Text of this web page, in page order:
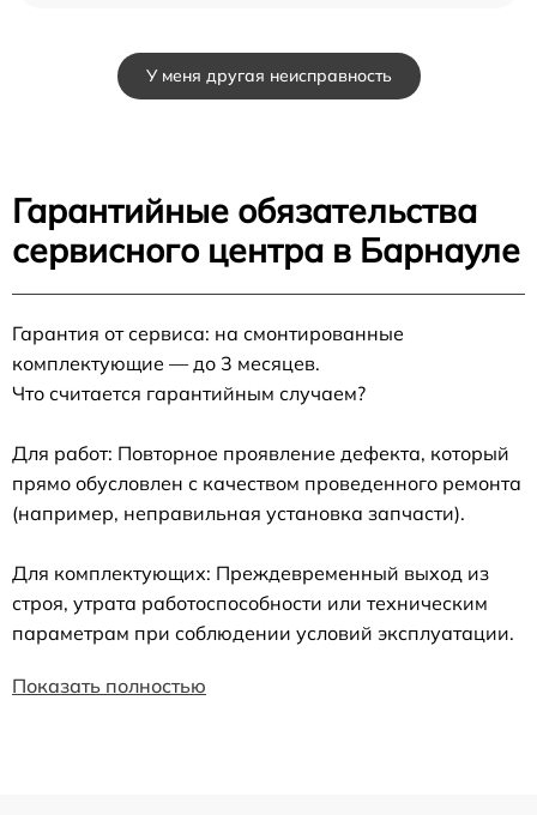
У меня другая неисправность
Гарантийные обязательства
сервисного центра в Барнауле
Гарантия от сервиса: на смонтированные
комплектующие — до 3 месяцев.
Что считается гарантийным случаем?
Для работ: Повторное проявление дефекта, который
прямо обусловлен с качеством проведенного ремонта
(например, неправильная установка запчасти).
Для комплектующих: Преждевременный выход из
строя, утрата работоспособности или техническим
параметрам при соблюдении условий эксплуатации.
Показать полностью